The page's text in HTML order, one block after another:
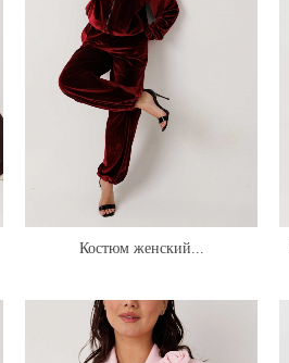
Костюм женский...